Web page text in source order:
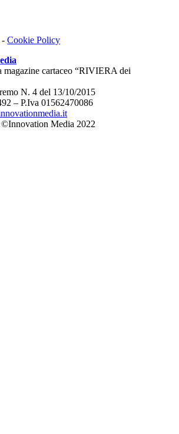
-Cookie Policy
magazine cartaceo “RIVIERA dei
N. 4 del 13/10/2015
–P.Iva 01562470086
Media 2022